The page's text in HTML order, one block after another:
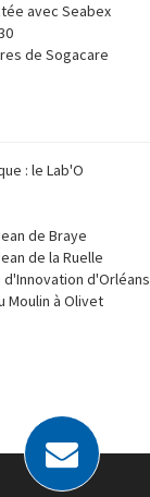
avec Seabex
de Sogacare
: le Lab'O
de Braye
de la Ruelle
d'Orléans
Moulin à Olivet